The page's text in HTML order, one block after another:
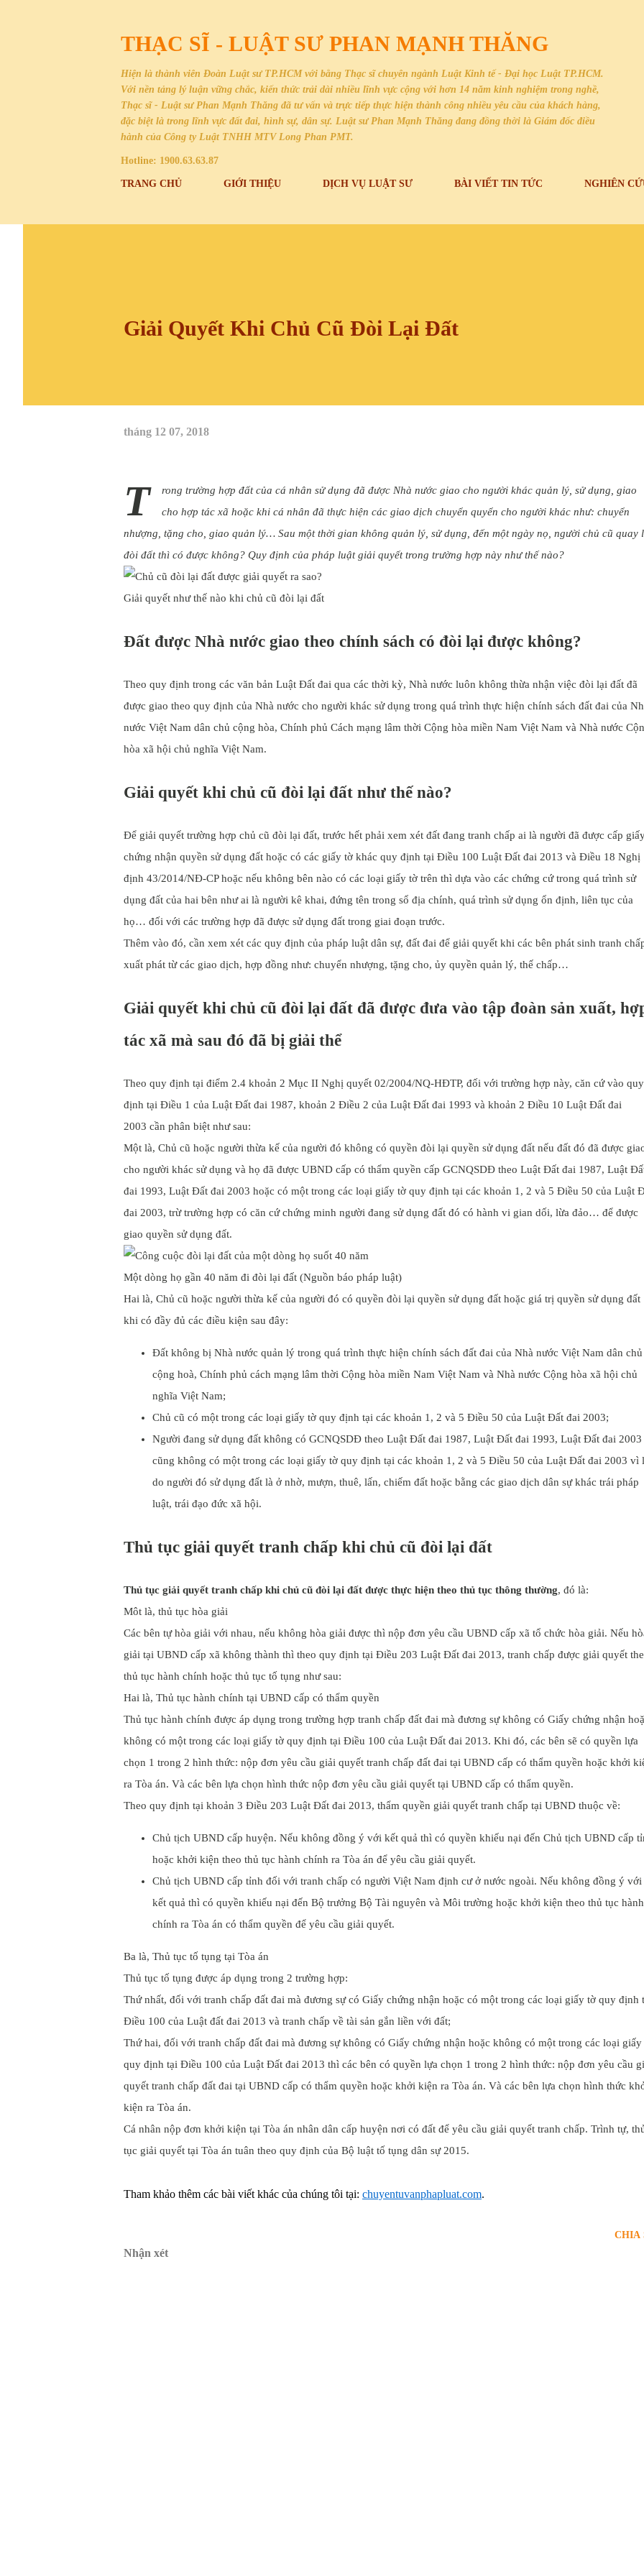
THẠC SĨ - LUẬT SƯ PHAN MẠNH THĂNG
Hiện là thành viên Đoàn Luật sư TP.HCM với bằng Thạc sĩ chuyên ngành Luật Kinh tế - Đại học Luật TP.HCM.
Với nền tảng lý luận vững chắc, kiến thức trải dài nhiều lĩnh vực cộng với hơn 14 năm kinh nghiệm trong nghề,
Thạc sĩ - Luật sư Phan Mạnh Thăng đã tư vấn và trực tiếp thực hiện thành công nhiều yêu cầu của khách hàng,
đặc biệt là trong lĩnh vực đất đai, hình sự, dân sự. Luật sư Phan Mạnh Thăng đang đồng thời là Giám đốc điều
hành của Công ty Luật TNHH MTV Long Phan PMT.
Hotline: 1900.63.63.87
TRANG CHỦ GIỚI THIỆU DỊCH VỤ LUẬT SƯ BÀI VIẾT TIN TỨC NGHIÊN
Giải Quyết Khi Chủ Cũ Đòi Lại Đất
tháng 12 07, 2018
T
rong trường hợp đất của cá nhân sử dụng đã được Nhà nước giao cho người khác quản lý, sử dụng, giao
cho hợp tác xã hoặc khi cá nhân đã thực hiện các giao dịch chuyển quyển cho người khác như: chuyển
nhượng, tặng cho, giao quản lý… Sau một thời gian không quản lý, sử dụng, đến một ngày nọ, người chủ cũ quay
đòi đất thì có được không? Quy định của pháp luật giải quyết trong trường hợp này như thế nào?
Giải quyết như thế nào khi chủ cũ đòi lại đất
Đất được Nhà nước giao theo chính sách có đòi lại được không?
Theo quy định trong các văn bản Luật Đất đai qua các thời kỳ, Nhà nước luôn không thừa nhận việc đòi lại đất đã
được giao theo quy định của Nhà nước cho người khác sử dụng trong quá trình thực hiện chính sách đất đai của
nước Việt Nam dân chủ cộng hòa, Chính phủ Cách mạng lâm thời Cộng hòa miền Nam Việt Nam và Nhà nước
hòa xã hội chủ nghĩa Việt Nam.
Giải quyết khi chủ cũ đòi lại đất như thế nào?
Để giải quyết trường hợp chủ cũ đòi lại đất, trước hết phải xem xét đất đang tranh chấp ai là người đã được cấp
chứng nhận quyền sử dụng đất hoặc có các giấy tờ khác quy định tại Điều 100 Luật Đất đai 2013 và Điều 18 Nghị
định 43/2014/NĐ-CP hoặc nếu không bên nào có các loại giấy tờ trên thì dựa vào các chứng cứ trong quá trình sử
dụng đất của hai bên như ai là người kê khai, đứng tên trong sổ địa chính, quá trình sử dụng ổn định, liên tục của
họ… đối với các trường hợp đã được sử dụng đất trong giai đoạn trước.
Thêm vào đó, cần xem xét các quy định của pháp luật dân sự, đất đai để giải quyết khi các bên phát sinh tranh
xuất phát từ các giao dịch, hợp đồng như: chuyển nhượng, tặng cho, ủy quyền quản lý, thế chấp…
Giải quyết khi chủ cũ đòi lại đất đã được đưa vào tập đoàn sản xuất,
tác xã mà sau đó đã bị giải thể
Theo quy định tại điểm 2.4 khoản 2 Mục II Nghị quyết 02/2004/NQ-HĐTP, đối với trường hợp này, căn cứ vào quy
định tại Điều 1 của Luật Đất đai 1987, khoản 2 Điều 2 của Luật Đất đai 1993 và khoản 2 Điều 10 Luật Đất đai
2003 cần phân biệt như sau:
Một là, Chủ cũ hoặc người thừa kế của người đó không có quyền đòi lại quyền sử dụng đất nếu đất đó đã được
cho người khác sử dụng và họ đã được UBND cấp có thẩm quyền cấp GCNQSDĐ theo Luật Đất đai 1987, Luật
đai 1993, Luật Đất đai 2003 hoặc có một trong các loại giấy tờ quy định tại các khoản 1, 2 và 5 Điều 50 của Luật
đai 2003, trừ trường hợp có căn cứ chứng minh người đang sử dụng đất đó có hành vi gian dối, lừa đảo… để được
giao quyền sử dụng đất.
Một dòng họ gần 40 năm đi đòi lại đất (Nguồn báo pháp luật)
Hai là, Chủ cũ hoặc người thừa kế của người đó có quyền đòi lại quyền sử dụng đất hoặc giá trị quyền sử dụng đất
khi có đầy đủ các điều kiện sau đây:
Đất không bị Nhà nước quản lý trong quá trình thực hiện chính sách đất đai của Nhà nước Việt Nam dân chủ
cộng hoà, Chính phủ cách mạng lâm thời Cộng hòa miền Nam Việt Nam và Nhà nước Cộng hòa xã hội chủ
nghĩa Việt Nam;
Chủ cũ có một trong các loại giấy tờ quy định tại các khoản 1, 2 và 5 Điều 50 của Luật Đất đai 2003;
Người đang sử dụng đất không có GCNQSDĐ theo Luật Đất đai 1987, Luật Đất đai 1993, Luật Đất đai 2003
cũng không có một trong các loại giấy tờ quy định tại các khoản 1, 2 và 5 Điều 50 của Luật Đất đai 2003 vì
do người đó sử dụng đất là ở nhờ, mượn, thuê, lấn, chiếm đất hoặc bằng các giao dịch dân sự khác trái pháp
luật, trái đạo đức xã hội.
Thủ tục giải quyết tranh chấp khi chủ cũ đòi lại đất
Thủ tục giải quyết tranh chấp khi chủ cũ đòi lại đất được thực hiện theo thủ tục thông thường, đó là:
Môt là, thủ tục hòa giải
Các bên tự hòa giải với nhau, nếu không hòa giải được thì nộp đơn yêu cầu UBND cấp xã tổ chức hòa giải. Nếu
giải tại UBND cấp xã không thành thì theo quy định tại Điều 203 Luật Đất đai 2013, tranh chấp được giải quyết
thủ tục hành chính hoặc thủ tục tố tụng như sau:
Hai là, Thủ tục hành chính tại UBND cấp có thẩm quyền
Thủ tục hành chính được áp dụng trong trường hợp tranh chấp đất đai mà đương sự không có Giấy chứng nhận
không có một trong các loại giấy tờ quy định tại Điều 100 của Luật Đất đai 2013. Khi đó, các bên sẽ có quyền lựa
chọn 1 trong 2 hình thức: nộp đơn yêu cầu giải quyết tranh chấp đất đai tại UBND cấp có thẩm quyền hoặc khởi
ra Tòa án. Và các bên lựa chọn hình thức nộp đơn yêu cầu giải quyết tại UBND cấp có thẩm quyền.
Theo quy định tại khoản 3 Điều 203 Luật Đất đai 2013, thẩm quyền giải quyết tranh chấp tại UBND thuộc về:
Chủ tịch UBND cấp huyện. Nếu không đồng ý với kết quả thì có quyền khiếu nại đến Chủ tịch UBND cấp
hoặc khởi kiện theo thủ tục hành chính ra Tòa án để yêu cầu giải quyết.
Chủ tịch UBND cấp tỉnh đối với tranh chấp có người Việt Nam định cư ở nước ngoài. Nếu không đồng ý với
kết quả thì có quyền khiếu nại đến Bộ trưởng Bộ Tài nguyên và Môi trường hoặc khởi kiện theo thủ tục hành
chính ra Tòa án có thẩm quyền để yêu cầu giải quyết.
Ba là, Thủ tục tố tụng tại Tòa án
Thủ tục tố tụng được áp dụng trong 2 trường hợp:
Thứ nhất, đối với tranh chấp đất đai mà đương sự có Giấy chứng nhận hoặc có một trong các loại giấy tờ quy định
Điều 100 của Luật đất đai 2013 và tranh chấp về tài sản gắn liền với đất;
Thứ hai, đối với tranh chấp đất đai mà đương sự không có Giấy chứng nhận hoặc không có một trong các loại giấy
quy định tại Điều 100 của Luật Đất đai 2013 thì các bên có quyền lựa chọn 1 trong 2 hình thức: nộp đơn yêu cầu
quyết tranh chấp đất đai tại UBND cấp có thẩm quyền hoặc khởi kiện ra Tòa án. Và các bên lựa chọn hình thức
kiện ra Tòa án.
Cá nhân nộp đơn khởi kiện tại Tòa án nhân dân cấp huyện nơi có đất để yêu cầu giải quyết tranh chấp. Trình tự,
tục giải quyết tại Tòa án tuân theo quy định của Bộ luật tố tụng dân sự 2015.
Tham khảo thêm các bài viết khác của chúng tôi tại: chuyentuvanphapluat.com.
CHIA
Nhận xét